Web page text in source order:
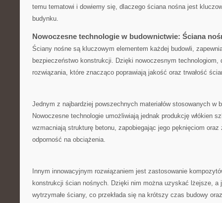
temu tematowi i dowiemy się, dlaczego ściana‍ nośna jest⁤
budynku.
Nowoczesne technologie w budownictwie:‍ Ściana
Ściany nośne są kluczowym elementem każdej budowli,
bezpieczeństwo konstrukcji. Dzięki nowoczesnym technologiom,
rozwiązania, które znacząco poprawiają jakość oraz trwałość‌
Jednym ‍z najbardziej powszechnych materiałów⁤ stosowanych ​w
Nowoczesne ​technologie umożliwiają ⁢jednak produkcję ⁣włókien
wzmacniają strukturę betonu, ‍zapobiegając jego pęknięciom oraz
odporność na obciążenia.
Innym innowacyjnym rozwiązaniem‌ jest zastosowanie
⁣konstrukcji ⁢ścian ⁣nośnych.‍ Dzięki ‍nim można ⁤uzyskać lżejsze,‌ a
wytrzymałe ⁤ściany, ‌co przekłada się na krótszy czas budowy